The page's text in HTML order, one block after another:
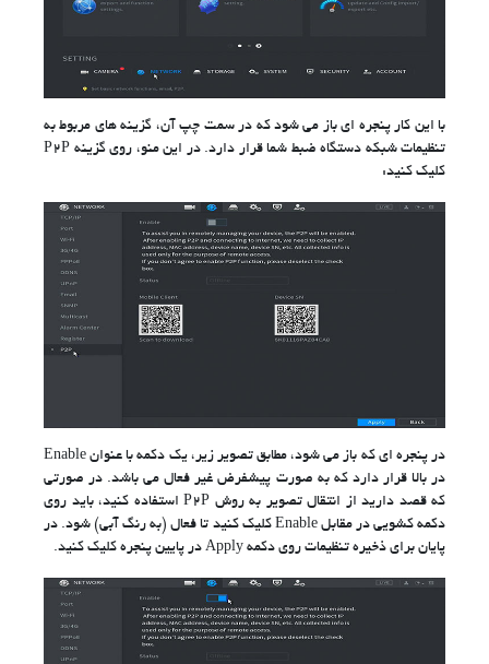
با این کار پنجره ای باز می شود که در سمت چپ آن، گزینه های مربوط به
تنظیمات شبکه دستگاه ضبط شما قرار دارد. در این منو، روی گزینه P2P
کلیک کنید:
در پنجره ای که باز می شود، مطابق تصویر زیر، یک دکمه با عنوان Enable
در بالا قرار دارد که به صورت پیشفرض غیر فعال می باشد. در صورتی
که قصد دارید از انتقال تصویر به روش P2P استفاده کنید، باید روی
دکمه کشویی در مقابل Enable کلیک کنید تا فعال (به رنگ آبی) شود. در
پایان برای ذخیره تنظیمات روی دکمه Apply در پایین پنجره کلیک کنید.